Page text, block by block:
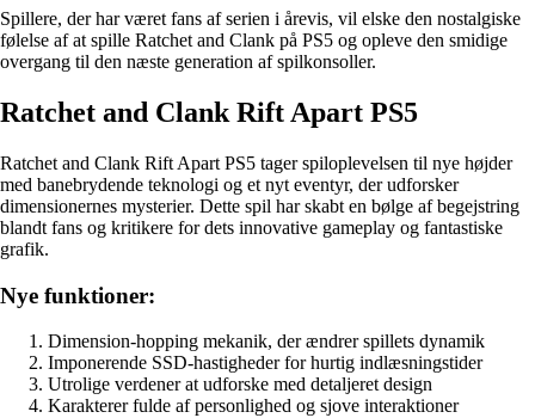
Spillere, der har været fans af serien i årevis, vil elske den nostalgiske
følelse af at spille Ratchet and Clank på PS5 og opleve den smidige
overgang til den næste generation af spilkonsoller.
Ratchet and Clank Rift Apart PS5
Ratchet and Clank Rift Apart PS5 tager spiloplevelsen til nye højder
med banebrydende teknologi og et nyt eventyr, der udforsker
dimensionernes mysterier. Dette spil har skabt en bølge af begejstring
blandt fans og kritikere for dets innovative gameplay og fantastiske
grafik.
Nye funktioner:
Dimension-hopping mekanik, der ændrer spillets dynamik
Imponerende SSD-hastigheder for hurtig indlæsningstider
Utrolige verdener at udforske med detaljeret design
Karakterer fulde af personlighed og sjove interaktioner